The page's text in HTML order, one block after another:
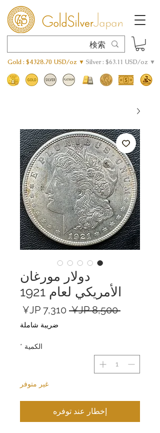
Gold : $4328.70 USD/oz ▼ Silver : $63.11 USD/oz ▼
دولار مورغان
الأمريكي لعام 1921
‏8,500 JP¥
سعر
عادي
البيعضريبة شاملة
الكمية *
غير متوفر
إخطار عند توفره